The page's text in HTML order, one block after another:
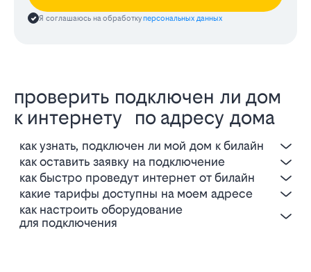
Я соглашаюсь на обработкуперсональных данных
проверить подключен ли дом
к интернету по адресу дома
как узнать, подключен ли мой дом к билайн
как оставить заявку на подключение
как быстро проведут интернет от билайн
какие тарифы доступны на моем адресе
как настроить оборудование
для подключения